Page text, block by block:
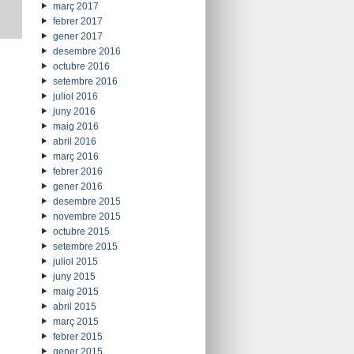
març 2017
febrer 2017
gener 2017
desembre 2016
octubre 2016
setembre 2016
juliol 2016
juny 2016
maig 2016
abril 2016
març 2016
febrer 2016
gener 2016
desembre 2015
novembre 2015
octubre 2015
setembre 2015
juliol 2015
juny 2015
maig 2015
abril 2015
març 2015
febrer 2015